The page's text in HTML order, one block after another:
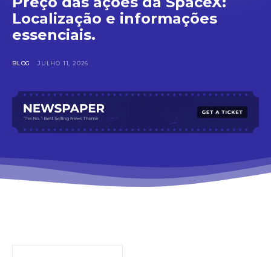
Localização e informações
essenciais.
BLOG JULHO 11, 2026